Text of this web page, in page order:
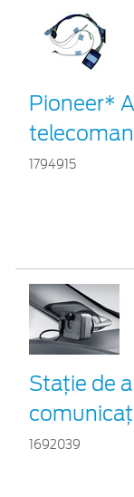
Pioneer*
1794915
Staţie de
1692039